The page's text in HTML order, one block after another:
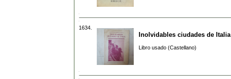
1634.
Inolvidables ciudades de Italia
Libro usado (Castellano)